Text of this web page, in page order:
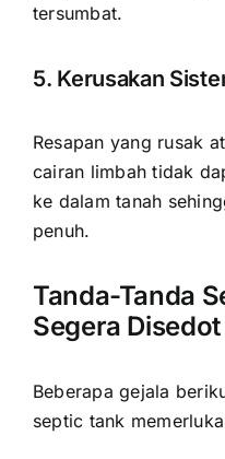
tersumbat.
5. Kerusakan
Resapan yang rusak
cairan limbah tidak
ke dalam tanah
penuh.
Tanda-Tanda
Segera Disedot
Beberapa gejala
septic tank